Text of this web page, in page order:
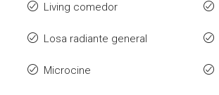
Living comedor
Losa radiante general
Microcine